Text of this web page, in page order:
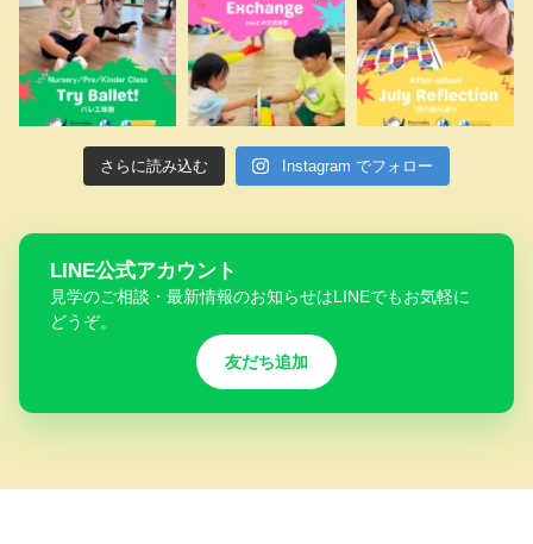
さらに読み込む Instagram でフォロー
LINE公式アカウント
見学のご相談・最新情報のお知らせはLINEでもお気軽に
どうぞ。
友だち追加